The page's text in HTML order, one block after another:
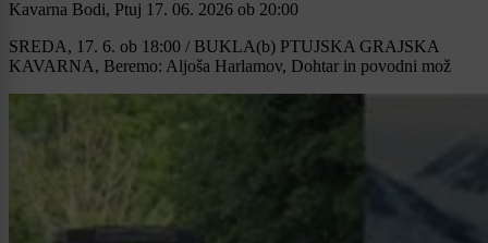
Kavarna Bodi, Ptuj 17. 06. 2026 ob 20:00
SREDA, 17. 6. ob 18:00 / BUKLA(b) PTUJSKA GRAJSKA
KAVARNA, Beremo: Aljoša Harlamov, Dohtar in povodni mož